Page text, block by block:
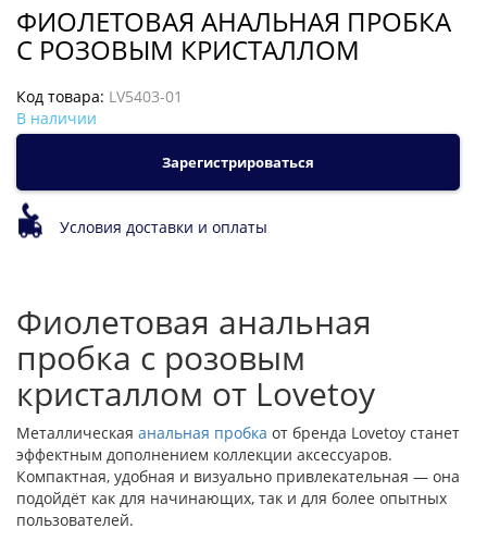
ФИОЛЕТОВАЯ АНАЛЬНАЯ ПРОБКА
С РОЗОВЫМ КРИСТАЛЛОМ
Код товара: LV5403-01
В наличии
Зарегистрироваться
Условия доставки и оплаты
Фиолетовая анальная
пробка с розовым
кристаллом от Lovetoy
Металлическая анальная пробка от бренда Lovetoy станет
эффектным дополнением коллекции аксессуаров.
Компактная, удобная и визуально привлекательная — она
подойдёт как для начинающих, так и для более опытных
пользователей.